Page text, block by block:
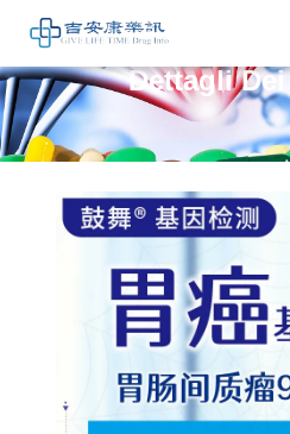
Dettagli